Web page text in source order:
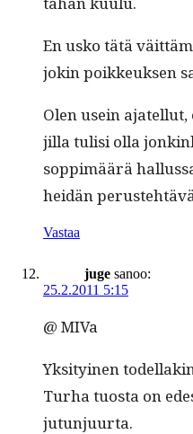
En usko tätä
jokin poikkeuk­sen
Olen usein
jil­la tulisi olla
sop­pimäärä
hei­dän
Vastaa
juge sanoo:
25.2.2011 5:15
@ MIVa
Yksi­tyi­nen
Turha tuos­ta on
jutunjuurta.